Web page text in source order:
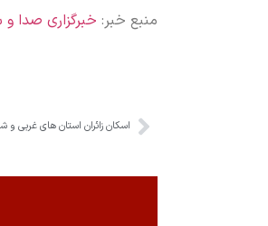
منبع خبر: خبرگزاری صدا و
اسکان زائران استان های غربی و